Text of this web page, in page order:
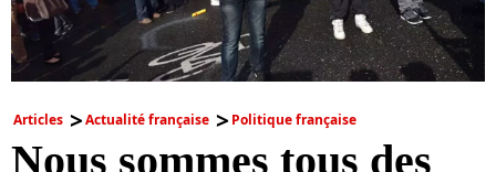
Articles Actualité française Politique française
Nous sommes tous des